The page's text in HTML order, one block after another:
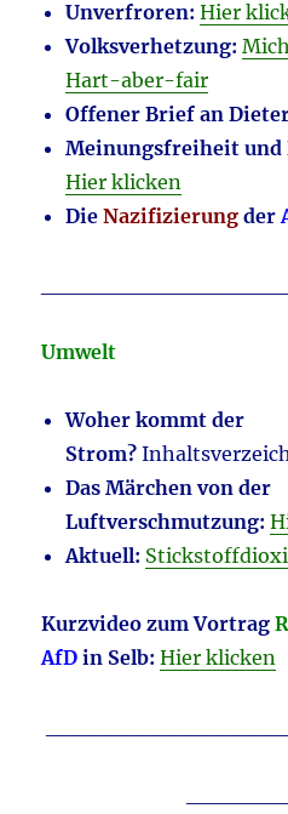
Unverfroren: Hier
Volksverhetzung:
Hart-aber-fair
Offener Brief an
Meinungsfreiheit
Hier klicken
DieNazifizierung der
Umwelt
Woher kommt der
Strom?
Das Märchen von der
Luftverschmutzung:
Aktuell:
Kurzvideo zum Vortrag
AfD in Selb: Hier klicken